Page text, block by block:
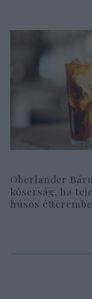
Oberlander
kóserság, ha
húsos